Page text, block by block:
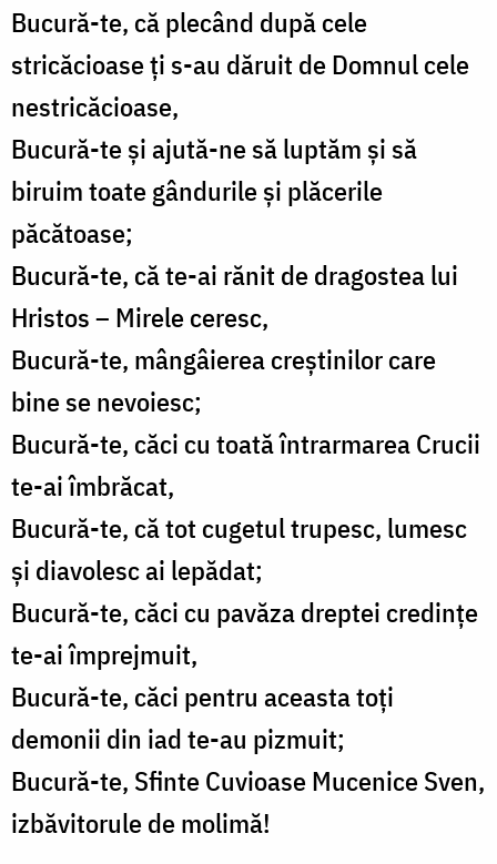
Bucură-te, că plecând după cele
stricăcioase ți s-au dăruit de Domnul cele
nestricăcioase,
Bucură-te și ajută-ne să luptăm și să
biruim toate gândurile și plăcerile
păcătoase;
Bucură-te, că te-ai rănit de dragostea lui
Hristos – Mirele ceresc,
Bucură-te, mângâierea creștinilor care
bine se nevoiesc;
Bucură-te, căci cu toată întrarmarea Crucii
te-ai îmbrăcat,
Bucură-te, că tot cugetul trupesc, lumesc
și diavolesc ai lepădat;
Bucură-te, căci cu pavăza dreptei credințe
te-ai împrejmuit,
Bucură-te, căci pentru aceasta toți
demonii din iad te-au pizmuit;
Bucură-te, Sfinte Cuvioase Mucenice Sven,
izbăvitorule de molimă!